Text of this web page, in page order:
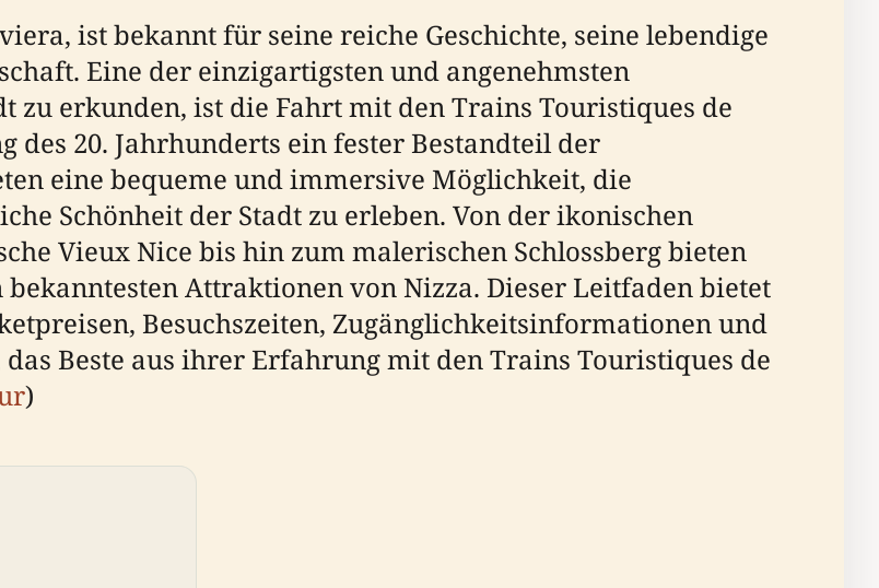
ist bekannt für seine reiche Geschichte, seine lebendige
Eine der einzigartigsten und angenehmsten
zu erkunden, ist die Fahrt mit den Trains Touristiques de
des 20. Jahrhunderts ein fester Bestandteil der
eine bequeme und immersive Möglichkeit, die
Schönheit der Stadt zu erleben. Von der ikonischen
Vieux Nice bis hin zum malerischen Schlossberg bieten
bekanntesten Attraktionen von Nizza. Dieser Leitfaden bietet
Besuchszeiten, Zugänglichkeitsinformationen und
Beste aus ihrer Erfahrung mit den Trains Touristiques de
)